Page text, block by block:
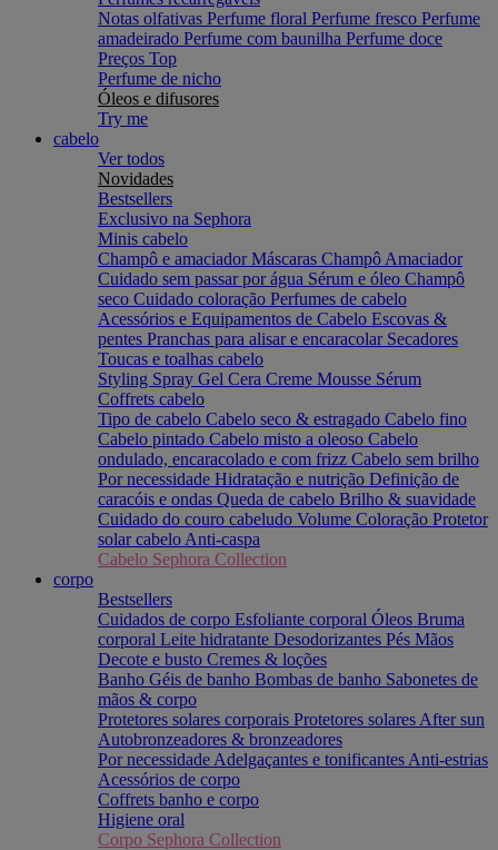
Notas olfativas Perfume floral Perfume fresco Perfume
amadeirado Perfume com baunilha Perfume doce
Preços Top
Perfume de nicho
Óleos e difusores
Try me
cabelo
Ver todos
Novidades
Bestsellers
Exclusivo na Sephora
Minis cabelo
Champô e amaciadorMáscaras Champô Amaciador
Cuidado sem passar por água Sérum e óleo Champô
seco Cuidado coloração Perfumes de cabelo
Acessórios e Equipamentos de Cabelo Escovas &
pentes Pranchas para alisar e encaracolar Secadores
Toucas e toalhas cabelo
Styling Spray Gel Cera Creme Mousse Sérum
Coffrets cabelo
Tipo de cabelo Cabelo seco & estragado Cabelo fino
Cabelo pintado Cabelo misto a oleoso Cabelo
ondulado, encaracolado e com frizz Cabelo sem brilho
Por necessidade Hidratação e nutrição Definição de
caracóis e ondas Queda de cabelo Brilho & suavidade
Cuidado do couro cabeludo Volume Coloração Protetor
solar cabelo Anti-caspa
Cabelo Sephora Collection
corpo
Bestsellers
Cuidados de corpo Esfoliante corporal Óleos Bruma
corporal Leite hidratante Desodorizantes Pés Mãos
Decote e busto Cremes & loções
Banho Géis de banho Bombas de banho Sabonetes de
mãos & corpo
Protetores solares corporais Protetores solares After sun
Autobronzeadores & bronzeadores
Por necessidade Adelgaçantes e tonificantes Anti-estrias
Acessórios de corpo
Coffrets banho e corpo
Higiene oral
Corpo Sephora Collection